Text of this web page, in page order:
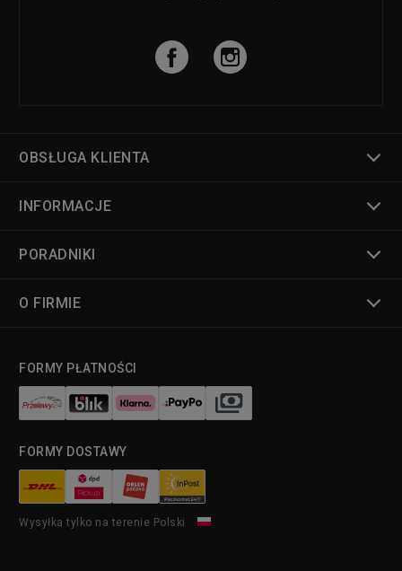
OBSŁUGA KLIENTA
INFORMACJE
PORADNIKI
O FIRMIE
FORMY PŁATNOŚCI
FORMY DOSTAWY
Wysyłka tylko na terenie Polski